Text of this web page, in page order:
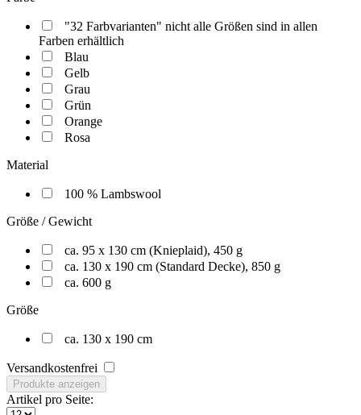
"32 Farbvarianten" nicht alle Größen sind in allen
Farben erhältlich
Blau
Gelb
Grau
Grün
Orange
Rosa
Material
100 % Lambswool
Größe / Gewicht
ca. 95 x 130 cm (Knieplaid), 450 g
ca. 130 x 190 cm (Standard Decke), 850 g
ca. 600 g
Größe
ca. 130 x 190 cm
Versandkostenfrei
Produkte anzeigen
Artikel pro Seite: